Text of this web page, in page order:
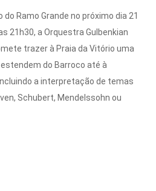
Ramo Grande no próximo dia 21
21h30, a Orquestra Gulbenkian
trazer à Praia da Vitório uma
do Barroco até à
a interpretação de temas
Schubert, Mendelssohn ou